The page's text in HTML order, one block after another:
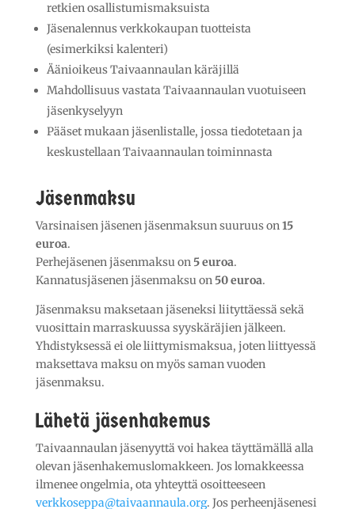
retkien osallistumismaksuista
Jäsenalennus verkkokaupan tuotteista
(esimerkiksi kalenteri)
Äänioikeus Taivaannaulan käräjillä
Mahdollisuus vastata Taivaannaulan vuotuiseen
jäsenkyselyyn
Pääset mukaan jäsenlistalle, jossa tiedotetaan ja
keskustellaan Taivaannaulan toiminnasta
Jäsenmaksu
Varsinaisen jäsenen jäsenmaksun suuruus on15
euroa.
Perhejäsenen jäsenmaksu on 5 euroa.
Kannatusjäsenen jäsenmaksu on 50 euroa.
Jäsenmaksu maksetaan jäseneksi liityttäessä sekä
vuosittain marraskuussa syyskäräjien jälkeen.
Yhdistyksessä ei ole liittymismaksua, joten liittyessä
maksettava maksu on myös saman vuoden
jäsenmaksu.
Lähetä jäsenhakemus
Taivaannaulan jäsenyyttä voi hakea täyttämällä alla
olevan jäsenhakemuslomakkeen. Jos lomakkeessa
ilmenee ongelmia, ota yhteyttä osoitteeseen
verkkoseppa@taivaannaula.org. Jos perheenjäsenesi